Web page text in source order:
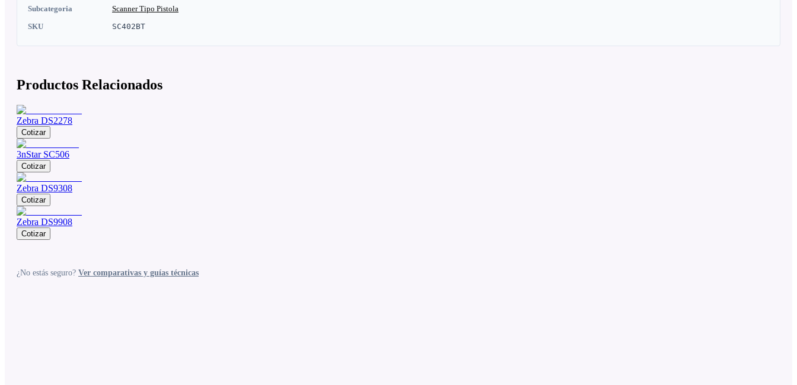
Subcategoria
Scanner Tipo Pistola
SKU
SC402BT
Productos Relacionados
Zebra DS2278
Cotizar
3nStar SC506
Cotizar
Zebra DS9308
Cotizar
Zebra DS9908
Cotizar
¿No estás seguro? Ver comparativas y guías técnicas